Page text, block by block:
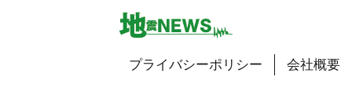
プライバシーポリシー 会社概要